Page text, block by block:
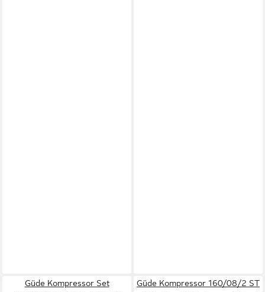
Güde Kompressor Set
Güde Kompressor 160/08/2 ST